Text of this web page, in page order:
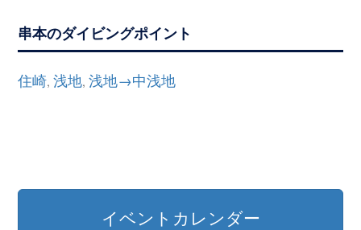
串本のダイビングポイント
住崎,浅地,浅地→中浅地
イベントカレンダー